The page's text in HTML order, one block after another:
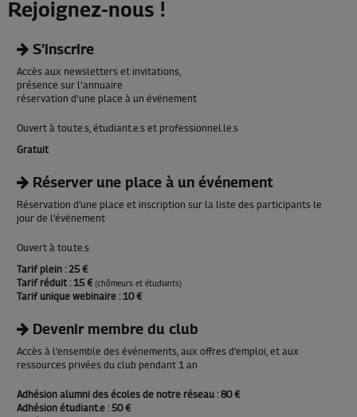
Rejoignez-nous !
S’inscrire
Accès aux newsletters et invitations,
présence sur l'annuaire
réservation d'une place à un événement
Ouvert à tou.te.s, étudiant.e.s et professionnel.le.s
Gratuit
Réserver une place à un événement
Réservation d’une place et inscription sur la liste des participants le
jour de l’événement
Ouvert à tou.te.s
Tarif plein : 25 €
Tarif réduit : 15 € (chômeurs et étudiants)
Tarif unique webinaire : 10 €
Devenir membre du club
Accès à l’ensemble des événements, aux offres d’emploi, et aux
ressources privées du club pendant 1 an
Adhésion alumni des écoles de notre réseau : 80 €
Adhésion étudiant.e : 50 €